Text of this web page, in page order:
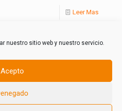
nuestro sitio web y nuestro servicio.
Acepto
Leer Mas
los derechos reservados.
de Cookies-Aviso Legal-